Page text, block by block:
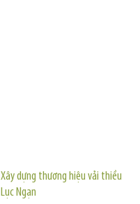
Xây dựng thương hiệu vải thiều
Lục Ngạn